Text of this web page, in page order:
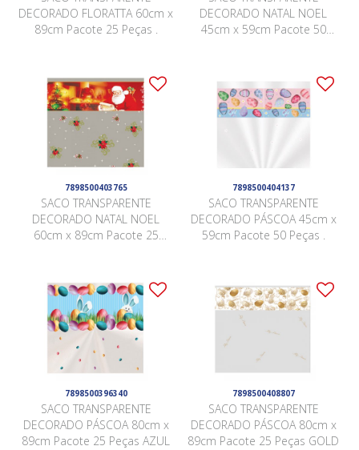
DECORADO FLORATTA 60cm x
89cm Pacote 25 Peças .
DECORADO NATAL NOEL
45cm x 59cm Pacote 50
7898500403765
SACO TRANSPARENTE
DECORADO NATAL NOEL
60cm x 89cm Pacote 25
7898500404137
SACO TRANSPARENTE
DECORADO PÁSCOA 45cm x
59cm Pacote 50 Peças .
7898500396340
SACO TRANSPARENTE
DECORADO PÁSCOA 80cm x
89cm Pacote 25 Peças AZUL
7898500408807
SACO TRANSPARENTE
DECORADO PÁSCOA 80cm x
89cm Pacote 25 Peças GOLD